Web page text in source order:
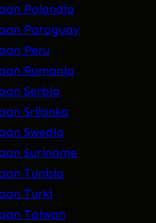
Polandia
Paraguay
Peru
Rumania
Serbia
Srilanka
Swedia
Suriname
Tunisia
Turki
Taiwan